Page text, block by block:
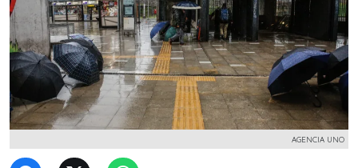
AGENCIA UNO